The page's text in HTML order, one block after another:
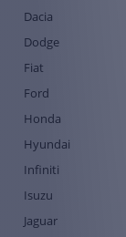
Dacia
Dodge
Fiat
Ford
Honda
Hyundai
Infiniti
Isuzu
Jaguar